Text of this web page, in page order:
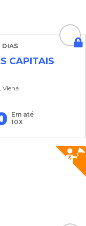
DIAS
CAPITAIS
Viena
Em até
10X